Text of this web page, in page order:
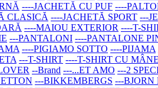
----JACHETĂ CU PUF ----
CLASICĂ ----JACHETĂ SPORT ---
----MAIOU EXTERIOR ----T-
---PANTALONI ----PANTALONE
----PIGIAMO SOTTO ----PIJAMA
---T-SHIRT ----T-SHIRT CU
--Brand ---...ET AMO ---2
---BIKKEMBERGS ---